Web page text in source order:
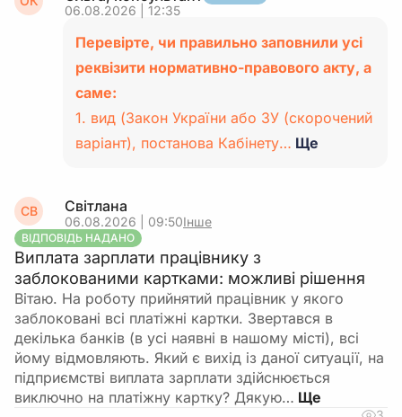
06.08.2026 | 12:35
Перевірте, чи правильно заповнили усі
реквізити нормативно-правового акту, а
саме:
1. вид (Закон України або ЗУ (скорочений
варіант), постанова Кабінету… Ще
СВ Світлана
06.08.2026 | 09:50Інше
ВІДПОВІДЬ НАДАНО
Виплата зарплати працівнику з
заблокованими картками: можливі рішення
Вітаю. На роботу прийнятий працівник у якого
заблоковані всі платіжні картки. Звертався в
декілька банків (в усі наявні в нашому місті), всі
йому відмовляють. Який є вихід із даної ситуації, на
підприємстві виплата зарплати здійснюється
виключно на платіжну картку? Дякую…